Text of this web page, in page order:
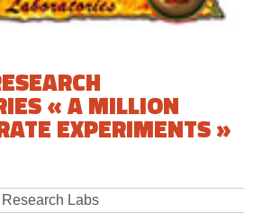
« A MILLION
EXPERIMENTS »
Labs